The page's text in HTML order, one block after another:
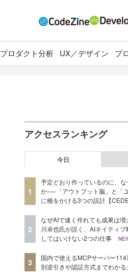
プロダクト分析 UX／デザイン プ
アクセスランキング
今日
1
予定どおり作っているのに、
か──「アウトプット脳」と「
に橋をかける3つの設計【
2
なぜAIで速く作れても成果は
川卓也氏が説く、AIネイティ
してはいけない2つの仕事
3
国内で使えるMCPサーバー
別逆引きや認証方式までわか